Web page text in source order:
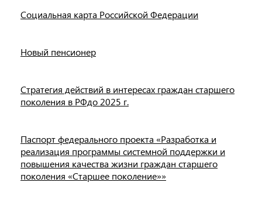
Социальная карта Российской Федерации
Новый пенсионер
Стратегия действий в интересах граждан старшего
поколения в РФдо 2025 г.
Паспорт федерального проекта «Разработка и
реализация программы системной поддержки и
повышения качества жизни граждан старшего
поколения «Старшее поколение»»